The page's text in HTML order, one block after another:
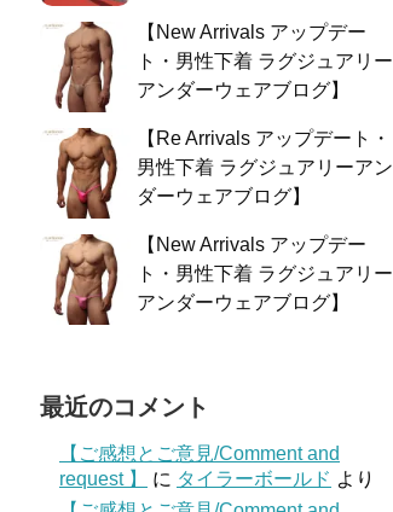
【New Arrivals アップデー
ト・男性下着 ラグジュアリー
アンダーウェアブログ】
【Re Arrivals アップデート・
男性下着 ラグジュアリーアン
ダーウェアブログ】
【New Arrivals アップデー
ト・男性下着 ラグジュアリー
アンダーウェアブログ】
最近のコメント
【ご感想とご意見/Comment and
request 】
に タイラーボールド より